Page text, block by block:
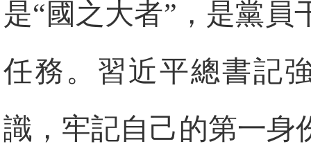
是“國之大者”，是黨
任務。習近平總書記
識，牢記自己的第一身